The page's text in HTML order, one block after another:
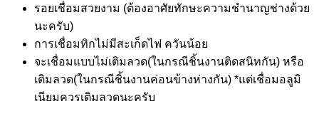
รอยเชื่อมสวยงาม (ต้องอาศัยทักษะความชำนาญช่างด้วย
นะครับ)
การเชื่อมทิกไม่มีสะเก็ดไฟ ควันน้อย
จะเชื่อมแบบไม่เติมลวด(ในกรณีชิ้นงานติดสนิทกัน) หรือ
เติมลวด(ในกรณีชิ้นงานค่อนข้างห่างกัน) *แต่เชื่อมอลูมิ
เนียมควรเติมลวดนะครับ